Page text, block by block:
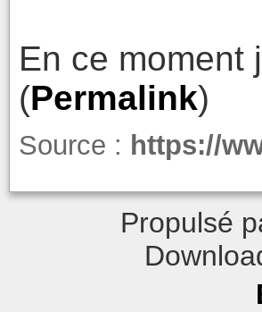
En ce moment
(Permalink)
Source : https://
Propulsé